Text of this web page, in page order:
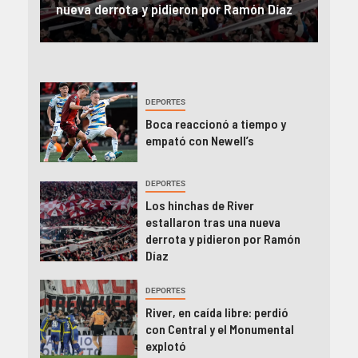
el Monumental explotó
DEPORTES
Boca reaccionó a tiempo y
empató con Newell’s
DEPORTES
Los hinchas de River
estallaron tras una nueva
derrota y pidieron por Ramón
Díaz
DEPORTES
River, en caída libre: perdió
con Central y el Monumental
explotó